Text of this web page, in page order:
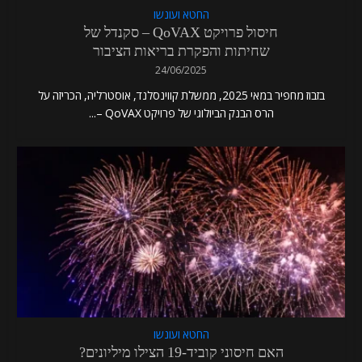
החטא ועונשו
חיסול פרויקט QoVAX – סקנדל של
שחיתות והפקרת בריאות הציבור
24/06/2025
בזבוז מחפיר במאי 2025, ממשלת קווינסלנד, אוסטרליה, הכריזה על
הרס הבנק הביולוגי של פרויקט QoVAX –...
החטא ועונשו
האם חיסוני קוביד-19 הצילו מיליונים?